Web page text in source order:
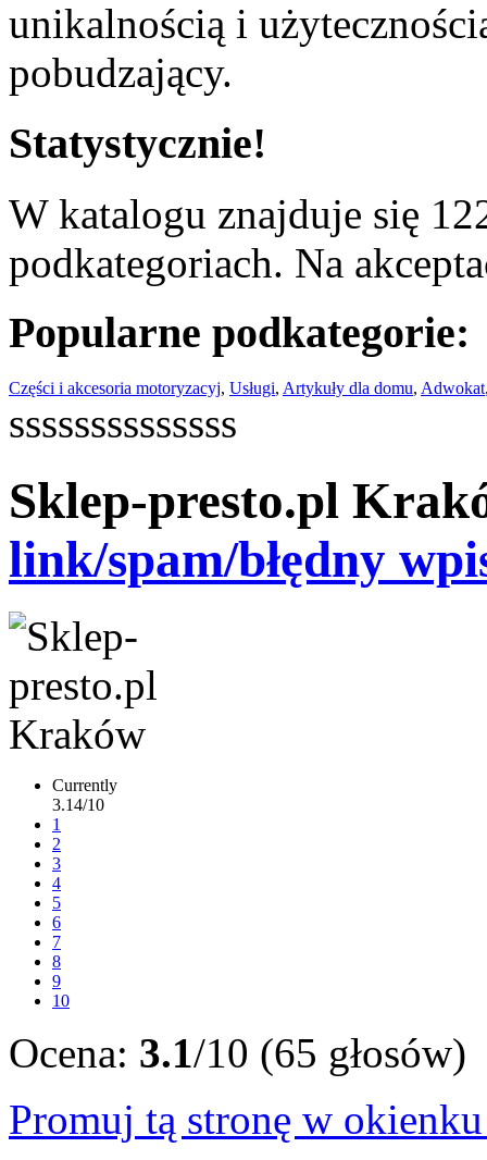
unikalnością i
pobudzający.
Statystycznie!
W katalogu znajduje się
podkategoriach. Na
Popularne podkategorie:
Części i akcesoria motoryzacyj, Usługi, Artykuły dla domu, Adwokat
ssssssssssssss
Sklep-presto.pl
link/spam/błędny
Currently
3.14/10
1
2
3
4
5
6
7
8
9
10
Ocena: 3.1/10 (65 głosów)
Promuj tą stronę w